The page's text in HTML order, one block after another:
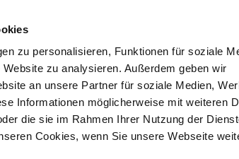
zu personalisieren, Funktionen für soziale
zu analysieren. Außerdem geben wir
an unsere Partner für soziale Medien,
Informationen möglicherweise mit weiteren
die sie im Rahmen Ihrer Nutzung der
Cookies, wenn Sie unsere Webseite